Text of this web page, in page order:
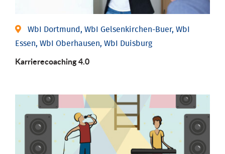
WbI Dortmund, WbI Gelsenkirchen-Buer, WbI
Essen, WbI Oberhausen, WbI Duisburg
Karriere­coaching 4.0